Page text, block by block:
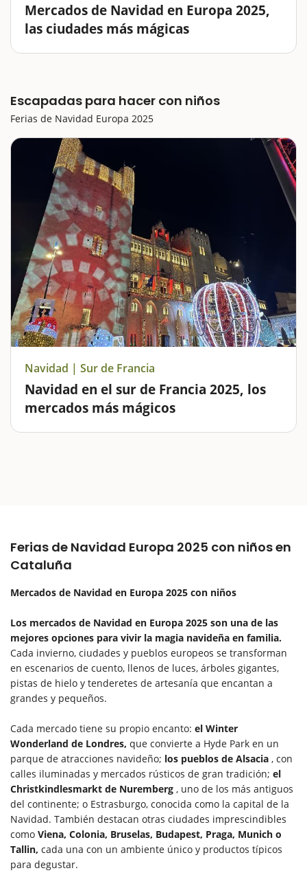
Mercados de Navidad en Europa 2025,
las ciudades más mágicas
Las ciudades europeas se transforman en auténticos
comida tradicional, sino que se han convertido en
experiencias únicas. A continuación,…
Escapadas para hacer con niños
Ferias de Navidad Europa 2025
Navidad | Sur de Francia
Navidad en el sur de Francia 2025, los
mercados más mágicos
¿Buscas una escapada navideña para este 2025?El sur
Ferias de Navidad Europa 2025 con niños en
Cataluña
Mercados de Navidad en Europa 2025 con niños
Los mercados de Navidad en Europa 2025 son una de las
mejores opciones para vivir la magia navideña en familia.
Cada invierno, ciudades y pueblos europeos se transforman
en escenarios de cuento, llenos de luces, árboles gigantes,
pistas de hielo y tenderetes de artesanía que encantan a
grandes y pequeños.
Cada mercado tiene su propio encanto: el Winter
Wonderland de Londres, que convierte a Hyde Park en un
parque de atracciones navideño; los pueblos de Alsacia , con
calles iluminadas y mercados rústicos de gran tradición; el
Christkindlesmarkt de Nuremberg , uno de los más antiguos
del continente; o Estrasburgo, conocida como la capital de la
Navidad. También destacan otras ciudades imprescindibles
como Viena, Colonia, Bruselas, Budapest, Praga, Munich o
Tallin, cada una con un ambiente único y productos típicos
para degustar.